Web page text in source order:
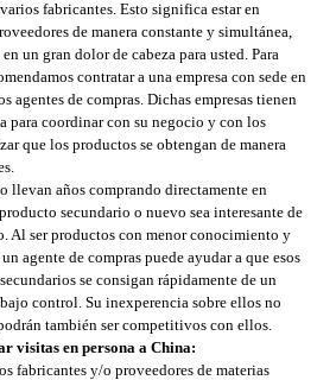
fabricantes. Esto significa estar en
de manera constante y simultánea,
un gran dolor de cabeza para usted. Para
contratar a una empresa con sede en
agentes de compras. Dichas empresas tienen
para coordinar con su negocio y con los
que los productos se obtengan de manera
llevan años comprando directamente en
secundario o nuevo sea interesante de
Al ser productos con menor conocimiento y
agente de compras puede ayudar a que esos
se consigan rápidamente de un
control. Su inexperencia sobre ellos no
también ser competitivos con ellos.
visitas en persona a China:
fabricantes y/o proveedores de materias